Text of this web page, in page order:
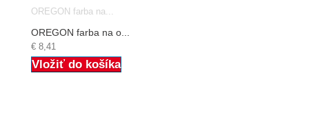
OREGON farba na...
OREGON farba na o...
€ 8,41
Vložiť do košíka